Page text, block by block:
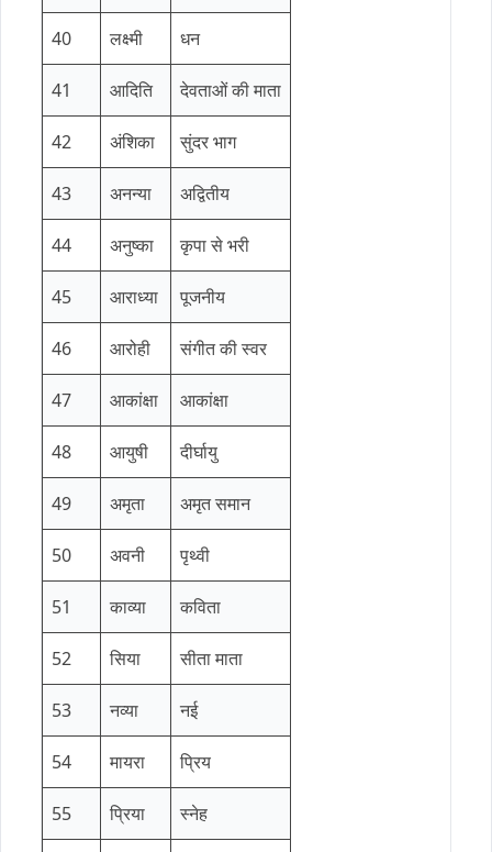
40 लक्ष्मी धन
41 आदिति देवताओं की माता
42 अंशिका सुंदर भाग
43 अनन्या अद्वितीय
44 अनुष्का कृपा से भरी
45 आराध्या पूजनीय
46 आरोही संगीत की स्वर
47 आकांक्षा आकांक्षा
48 आयुषी दीर्घायु
49 अमृता अमृत समान
50 अवनी पृथ्वी
51 काव्या कविता
52 सिया सीता माता
53 नव्या नई
54 मायरा प्रिय
55 प्रिया स्नेह